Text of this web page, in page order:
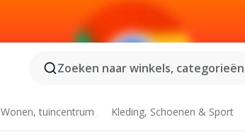
Zoeken naar winkels,
Wonen, tuincentrum Kleding, Schoenen & Sport